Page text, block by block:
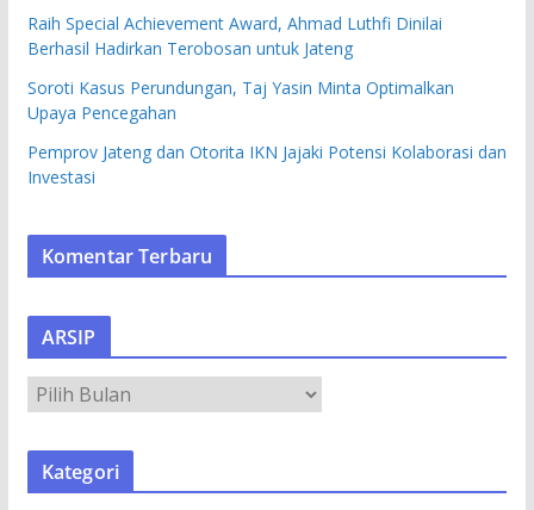
Raih Special Achievement Award, Ahmad Luthfi Dinilai
Berhasil Hadirkan Terobosan untuk Jateng
Soroti Kasus Perundungan, Taj Yasin Minta Optimalkan
Upaya Pencegahan
Pemprov Jateng dan Otorita IKN Jajaki Potensi Kolaborasi dan
Investasi
Komentar Terbaru
ARSIP
R
S
Kategori